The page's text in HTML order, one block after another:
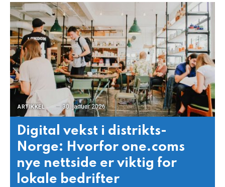
ARTIKKEL 30. januar 2026
Digital vekst i distrikts-
Norge: Hvorfor one.coms
nye nettside er viktig for
lokale bedrifter